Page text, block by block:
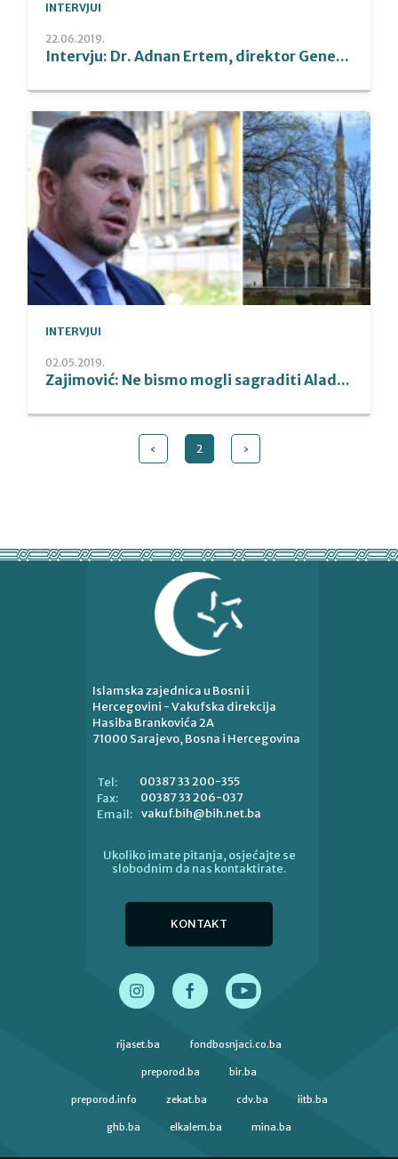
INTERVJUI
22.06.2019.
Intervju: Dr. Adnan Ertem, direktor Gene...
INTERVJUI
02.05.2019.
Zajimović: Ne bismo mogli sagraditi Alad...
‹ 2 ›
Islamska zajednica u Bosni i
Hercegovini - Vakufska direkcija
Hasiba Brankovića 2A
71000 Sarajevo, Bosna i Hercegovina
Tel:
00387 33 200-355
Fax:
00387 33 206-037
Email: vakuf.bih@bih.net.ba
Ukoliko imate pitanja, osjećajte se
slobodnim da nas kontaktirate.
KONTAKT
rijaset.ba fondbosnjaci.co.ba
preporod.ba bir.ba
preporod.info zekat.ba cdv.ba iitb.ba
ghb.ba elkalem.ba mina.ba